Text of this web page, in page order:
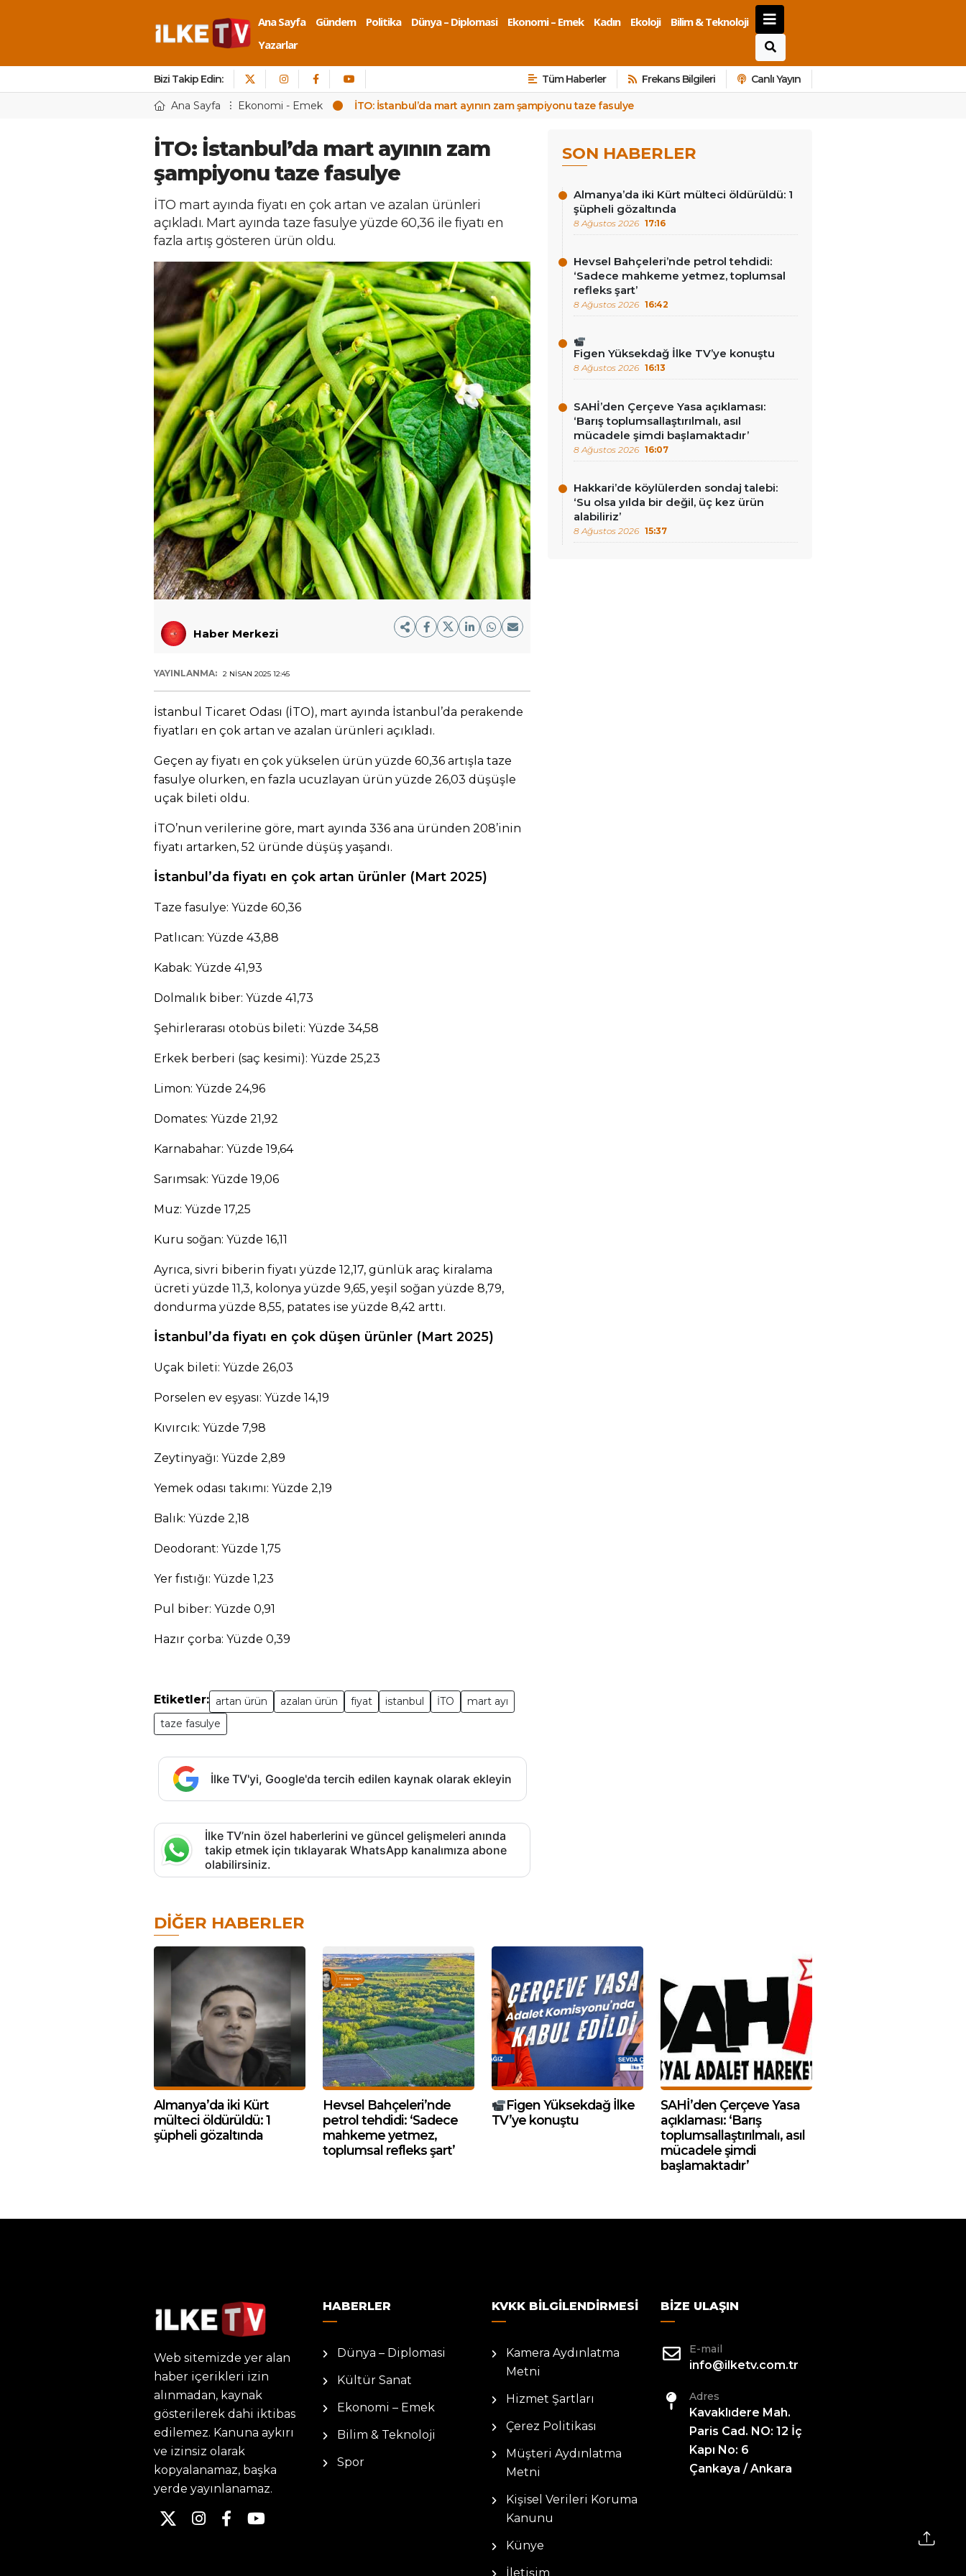
Ana Sayfa Gündem Politika Dünya – Diplomasi Ekonomi – Emek Kadın Ekoloji
Bilim & Teknoloji
Yazarlar
Bizi Takip Edin: Tüm Haberler Frekans Bilgileri Canlı Yayın
Ana Sayfa Ekonomi - Emek İTO: İstanbul’da mart ayının zam şampiyonu taze fasulye
İTO: İstanbul’da mart ayının zam
şampiyonu taze fasulye
İTO mart ayında fiyatı en çok artan ve azalan ürünleri
açıkladı. Mart ayında taze fasulye yüzde 60,36 ile fiyatı en
fazla artış gösteren ürün oldu.
Haber Merkezi
YAYINLANMA: 2 NISAN 2025 12:45
İstanbul Ticaret Odası (İTO), mart ayında İstanbul’da perakende
fiyatları en çok artan ve azalan ürünleri açıkladı.
Geçen ay fiyatı en çok yükselen ürün yüzde 60,36 artışla taze
fasulye olurken, en fazla ucuzlayan ürün yüzde 26,03 düşüşle
uçak bileti oldu.
İTO’nun verilerine göre, mart ayında 336 ana üründen 208’inin
fiyatı artarken, 52 üründe düşüş yaşandı.
İstanbul’da fiyatı en çok artan ürünler (Mart 2025)
Taze fasulye: Yüzde 60,36
Patlıcan: Yüzde 43,88
Kabak: Yüzde 41,93
Dolmalık biber: Yüzde 41,73
Şehirlerarası otobüs bileti: Yüzde 34,58
Erkek berberi (saç kesimi): Yüzde 25,23
Limon: Yüzde 24,96
Domates: Yüzde 21,92
Karnabahar: Yüzde 19,64
Sarımsak: Yüzde 19,06
Muz: Yüzde 17,25
Kuru soğan: Yüzde 16,11
Ayrıca, sivri biberin fiyatı yüzde 12,17, günlük araç kiralama
ücreti yüzde 11,3, kolonya yüzde 9,65, yeşil soğan yüzde 8,79,
dondurma yüzde 8,55, patates ise yüzde 8,42 arttı.
İstanbul’da fiyatı en çok düşen ürünler (Mart 2025)
Uçak bileti: Yüzde 26,03
Porselen ev eşyası: Yüzde 14,19
Kıvırcık: Yüzde 7,98
Zeytinyağı: Yüzde 2,89
Yemek odası takımı: Yüzde 2,19
Balık: Yüzde 2,18
Deodorant: Yüzde 1,75
Yer fıstığı: Yüzde 1,23
Pul biber: Yüzde 0,91
Hazır çorba: Yüzde 0,39
Etiketler: artan ürün azalan ürün fiyat istanbul İTO
mart ayı
taze fasulye
İlke TV'yi, Google'da tercih edilen kaynak olarak ekleyin
İlke TV’nin özel haberlerini ve güncel gelişmeleri anında
takip etmek için tıklayarak WhatsApp kanalımıza abone
olabilirsiniz.
SON HABERLER
Almanya’da iki Kürt mülteci öldürüldü: 1
şüpheli gözaltında
8 Ağustos 2026 17:16
Hevsel Bahçeleri’nde petrol tehdidi:
‘Sadece mahkeme yetmez, toplumsal
refleks şart’
8 Ağustos 2026 16:42
Figen Yüksekdağ İlke TV’ye konuştu
8 Ağustos 2026 16:13
SAHİ’den Çerçeve Yasa açıklaması:
‘Barış toplumsallaştırılmalı, asıl
mücadele şimdi başlamaktadır’
8 Ağustos 2026 16:07
Hakkari’de köylülerden sondaj talebi:
‘Su olsa yılda bir değil, üç kez ürün
alabiliriz’
8 Ağustos 2026 15:37
DIĞER HABERLER
Almanya’da iki Kürt
mülteci öldürüldü: 1
şüpheli gözaltında
Hevsel Bahçeleri’nde
petrol tehdidi: ‘Sadece
mahkeme yetmez,
toplumsal refleks şart’
Figen Yüksekdağ İlke
TV’ye konuştu
SAHİ’den Çerçeve Yasa
açıklaması: ‘Barış
toplumsallaştırılmalı, asıl
mücadele şimdi
başlamaktadır’
Web sitemizde yer alan
haber içerikleri izin
alınmadan, kaynak
gösterilerek dahi iktibas
edilemez. Kanuna aykırı
ve izinsiz olarak
kopyalanamaz, başka
yerde yayınlanamaz.
HABERLER
Dünya – Diplomasi
Kültür Sanat
Ekonomi – Emek
Bilim & Teknoloji
Spor
KVKK BILGILENDIRMESI
Kamera Aydınlatma
Metni
Hizmet Şartları
Çerez Politikası
Müşteri Aydınlatma
Metni
Kişisel Verileri Koruma
Kanunu
Künye
İletişim
BIZE ULAŞIN
E-mail
info@ilketv.com.tr
Adres
Kavaklıdere Mah.
Paris Cad. NO: 12 İç
Kapı No: 6
Çankaya / Ankara